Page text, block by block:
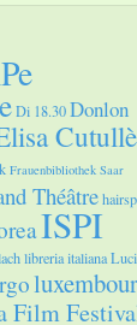
Di 18.30Donlon
Cutullè
Frauenbibliothek Saar
Théâtre
ISPI
libreria italiana
Film